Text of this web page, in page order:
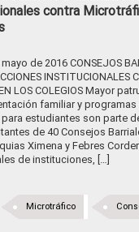
contra
de 2016 CONSEJOS
INSTITUCIONALES
LOS COLEGIOS Mayor
familiar y
estudiantes son parte
de 40 Consejos
Ximena y Febres
de instituciones, […]
Microtráfico